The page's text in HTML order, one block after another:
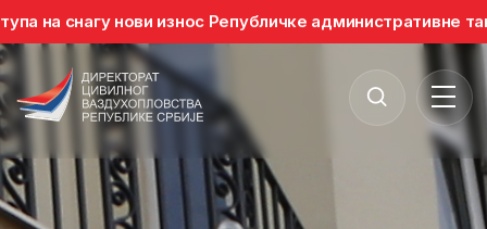
нови износ Републичке административне таксе.